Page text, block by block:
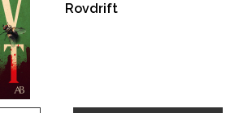
Rovdrift